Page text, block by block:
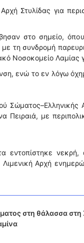
Στυλίδας για
στο σημείο,
με τη συνδρομή
Νοσοκομείο Λαμίας
ενώ το εν λόγω
Πειραιά, με
νεκρή,
Αρχή
στη θάλασσα στη